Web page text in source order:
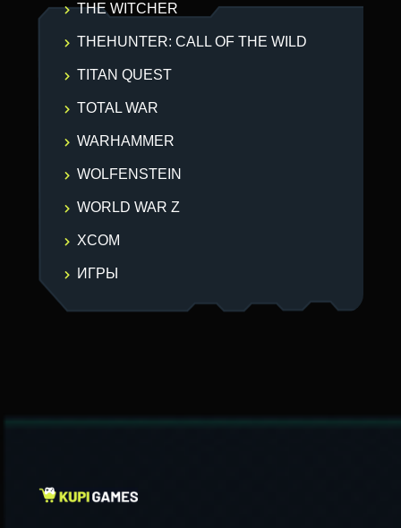
THE WITCHER
THEHUNTER: CALL OF THE WILD
TITAN QUEST
TOTAL WAR
WARHAMMER
WOLFENSTEIN
WORLD WAR Z
XCOM
ИГРЫ